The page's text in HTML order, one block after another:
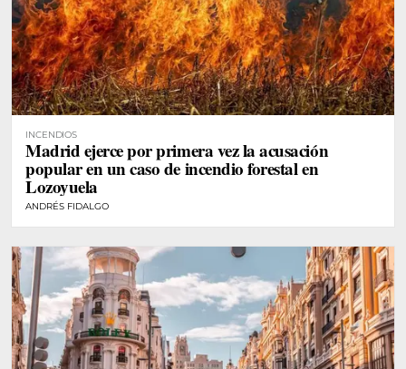
INCENDIOS
Madrid ejerce por primera vez la acusación
popular en un caso de incendio forestal en
Lozoyuela
ANDRÉS FIDALGO